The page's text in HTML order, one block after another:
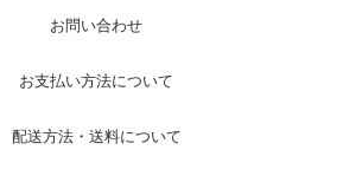
お問い合わせ
お支払い方法について
配送方法・送料について